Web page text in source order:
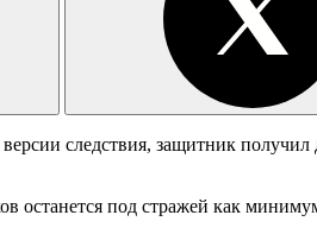
следствия, защитник получил
останется под стражей как